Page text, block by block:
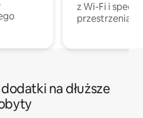
z Wi-Fi i
przestrzenią
na dłuższe